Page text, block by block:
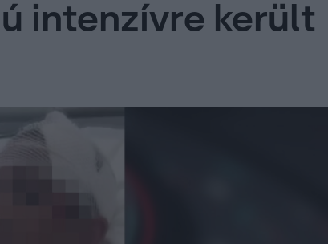
intenzívre került